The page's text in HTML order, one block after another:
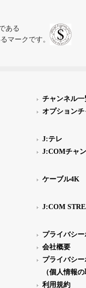
ある
マークです。
チャンネル一
オプション
J:テレ
J:COMチャ
ケーブル4K
J:COM
プライバシ
会社概要
プライバシ
（個人情報
利用規約